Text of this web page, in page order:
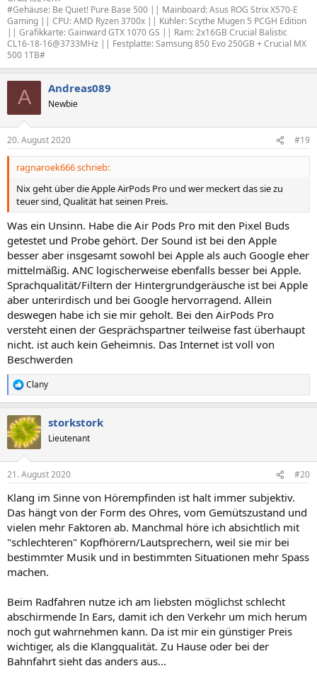
#Gehäuse: Be Quiet! Pure Base 500 || Mainboard: Asus ROG Strix X570-E
Gaming || CPU: AMD Ryzen 3700x || Kühler: Scythe Mugen 5 PCGH Edition
|| Grafikkarte: Gainward GTX 1070 GS || Ram: 2x16GB Crucial Balistic
CL16-18-16@3733MHz || Festplatte: Samsung 850 Evo 250GB + Crucial MX
500 1TB#
A Andreas089
Newbie
20. August 2020 #19
ragnaroek666 schrieb:
Nix geht über die Apple AirPods Pro und wer meckert das sie zu
teuer sind, Qualität hat seinen Preis.
Was ein Unsinn. Habe die Air Pods Pro mit den Pixel Buds
getestet und Probe gehört. Der Sound ist bei den Apple
besser aber insgesamt sowohl bei Apple als auch Google eher
mittelmäßig. ANC logischerweise ebenfalls besser bei Apple.
Sprachqualität/Filtern der Hintergrundgeräusche ist bei Apple
aber unterirdisch und bei Google hervorragend. Allein
deswegen habe ich sie mir geholt. Bei den AirPods Pro
versteht einen der Gesprächspartner teilweise fast überhaupt
nicht. ist auch kein Geheimnis. Das Internet ist voll von
Beschwerden
R
e
k
t
i
e
:
Clany
storkstork
Lieutenant
21. August 2020 #20
Klang im Sinne von Hörempfinden ist halt immer subjektiv.
Das hängt von der Form des Ohres, vom Gemütszustand und
vielen mehr Faktoren ab. Manchmal höre ich absichtlich mit
"schlechteren" Kopfhörern/Lautsprechern, weil sie mir bei
bestimmter Musik und in bestimmten Situationen mehr Spass
machen.
Beim Radfahren nutze ich am liebsten möglichst schlecht
abschirmende In Ears, damit ich den Verkehr um mich herum
noch gut wahrnehmen kann. Da ist mir ein günstiger Preis
wichtiger, als die Klangqualität. Zu Hause oder bei der
Bahnfahrt sieht das anders aus...